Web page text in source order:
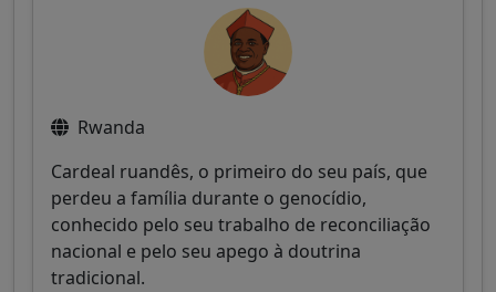
Rwanda
Cardeal ruandês, o primeiro do seu país, que
perdeu a família durante o genocídio,
conhecido pelo seu trabalho de reconciliação
nacional e pelo seu apego à doutrina
tradicional.